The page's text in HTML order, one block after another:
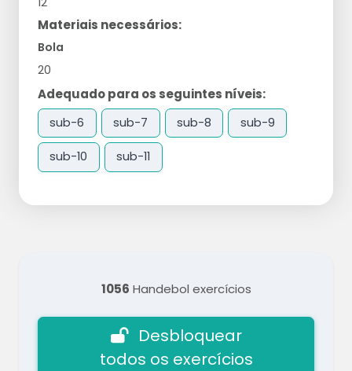
Materiais necessários:
Bola
20
Adequado para os seguintes níveis:
sub-6 sub-7 sub-8 sub-9
sub-10 sub-11
1056 Handebol exercícios
Desbloquear
todos os exercícios